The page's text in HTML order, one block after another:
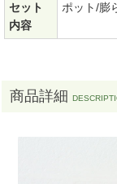
商品詳細
セット
内容
ポット/膨